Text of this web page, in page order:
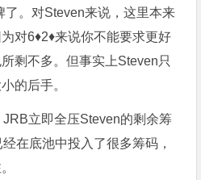
了。对Steven来说，这里本来
对6♦2♦来说你不能要求更好
剩不多。但事实上Steven只
的后手。
立即全压Steven的剩余筹
在底池中投入了很多筹码，